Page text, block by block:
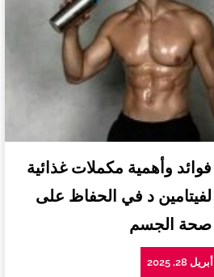
فوائد وأهمية مكملات غذائية
لفيتامين د في الحفاظ على
صحة الجسم
أبريل 28, 2025